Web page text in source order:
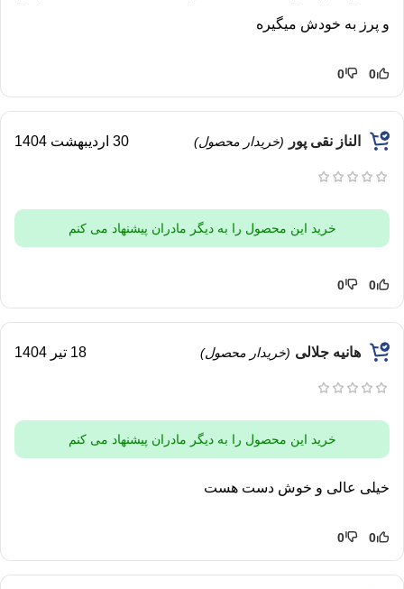
و پرز به خودش میگیره
0
0
الناز نقی پور (خریدار محصول) 30 اردیبهشت 1404
خرید این محصول را به دیگر مادران پیشنهاد می کنم
0
0
هانیه جلالی (خریدار محصول) 18 تیر 1404
خرید این محصول را به دیگر مادران پیشنهاد می کنم
خیلی عالی و خوش دست هست
0
0